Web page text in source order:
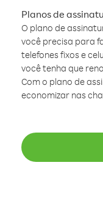
Planos de
O plano de
você precisa para
telefones fixos e
você tenha que
Com o plano de
economizar nas